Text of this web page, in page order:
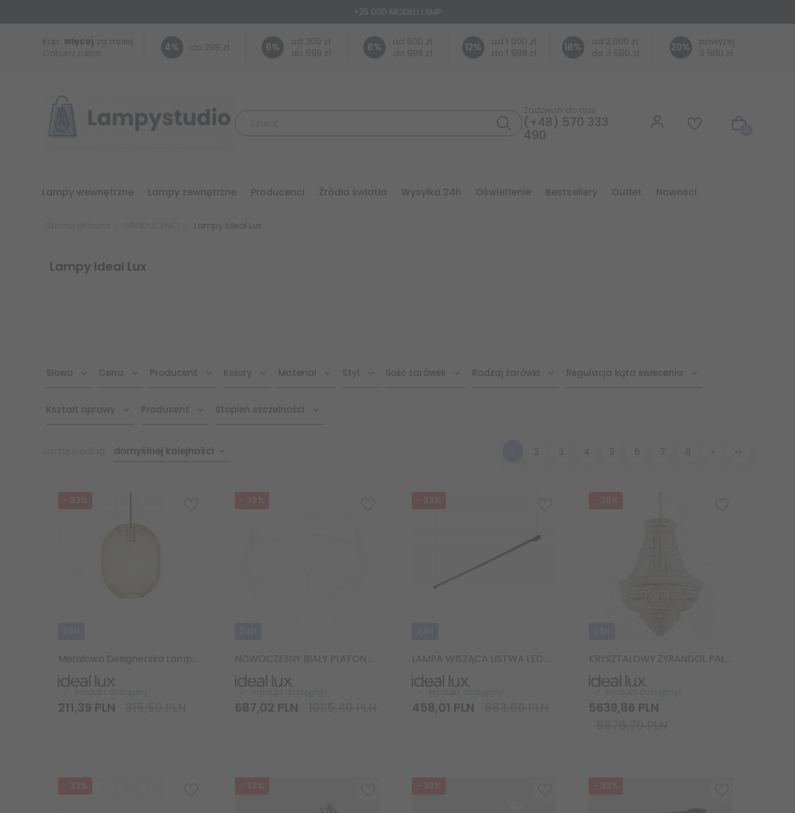
+25 000 MODELI LAMP
Kup więcej za mniej
Odbierz rabat 4% do 299 zł 6%
od 300 zł
do 599 zł
8%
od 600 zł
do 999 zł
12%
od 1 000 zł
do 1 999 zł
18%
od 2 000 zł
do 3 500 zł
20%
powyżej
3 500 zł
Zadzwoń do nas
(+48) 570 333
490
lampy wewnętrzne lampy zewnętrzne producenci źródła światła wysyłka 24h oświetlenie bestsellery outlet nowości
Lampy Ideal Lux
Lampy Ideal Lux
Słowo Cena Producent Kolory Materiał Styl Ilość żarówek Rodzaj żarówki Regulacja kąta świecenia
Kształt oprawy Producent Stopień szczelności
sort
domyślnej kolejności 2 3 4 5 6 7 8 » »»
- 33 %
Metalowa Designerska Lampa Wisząca Złota NET SP1 D24 317267 IDEAL LUX
211,39 PLN
- 33 %
NOWOCZESNY BIAŁY PLAFON RING LED IDEAL LUX ORACLE SLIM PL D50 265971
687,02 PLN
- 33 %
LAMPA WISZĄCA LISTWA LED NAD STÓŁ CZARNA YOKO SP IDEAL LUX 258928
458,01 PLN
- 35 %
KRYSZTAŁOWY ŻYRANDOL PAŁACOWY DUBAI SP24 IDEAL LUX 243528 ZŁOTA KRYSZTAŁOWA LAMPA WISZĄCA
5639,86 PLN
- 33 % - 33 % - 33 % - 33 %